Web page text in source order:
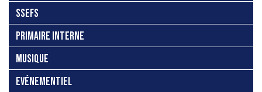
SSEFS
PRIMAIRE INTERNE
MUSIQUE
EVÉNEMENTIEL